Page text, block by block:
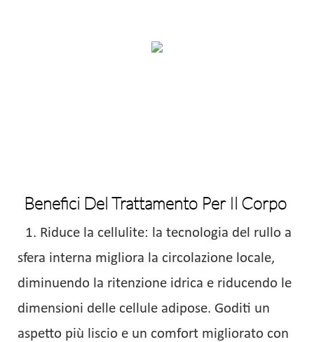
Benefici Del Trattamento Per Il Corpo
1. Riduce la cellulite: la tecnologia del rullo a
sfera interna migliora la circolazione locale,
diminuendo la ritenzione idrica e riducendo le
dimensioni delle cellule adipose. Goditi un
aspetto più liscio e un comfort migliorato con